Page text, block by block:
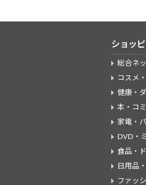
ショッ
総合ネ
コスメ
健康・
本・コ
家電・
DVD・
食品・
日用品
ファッ